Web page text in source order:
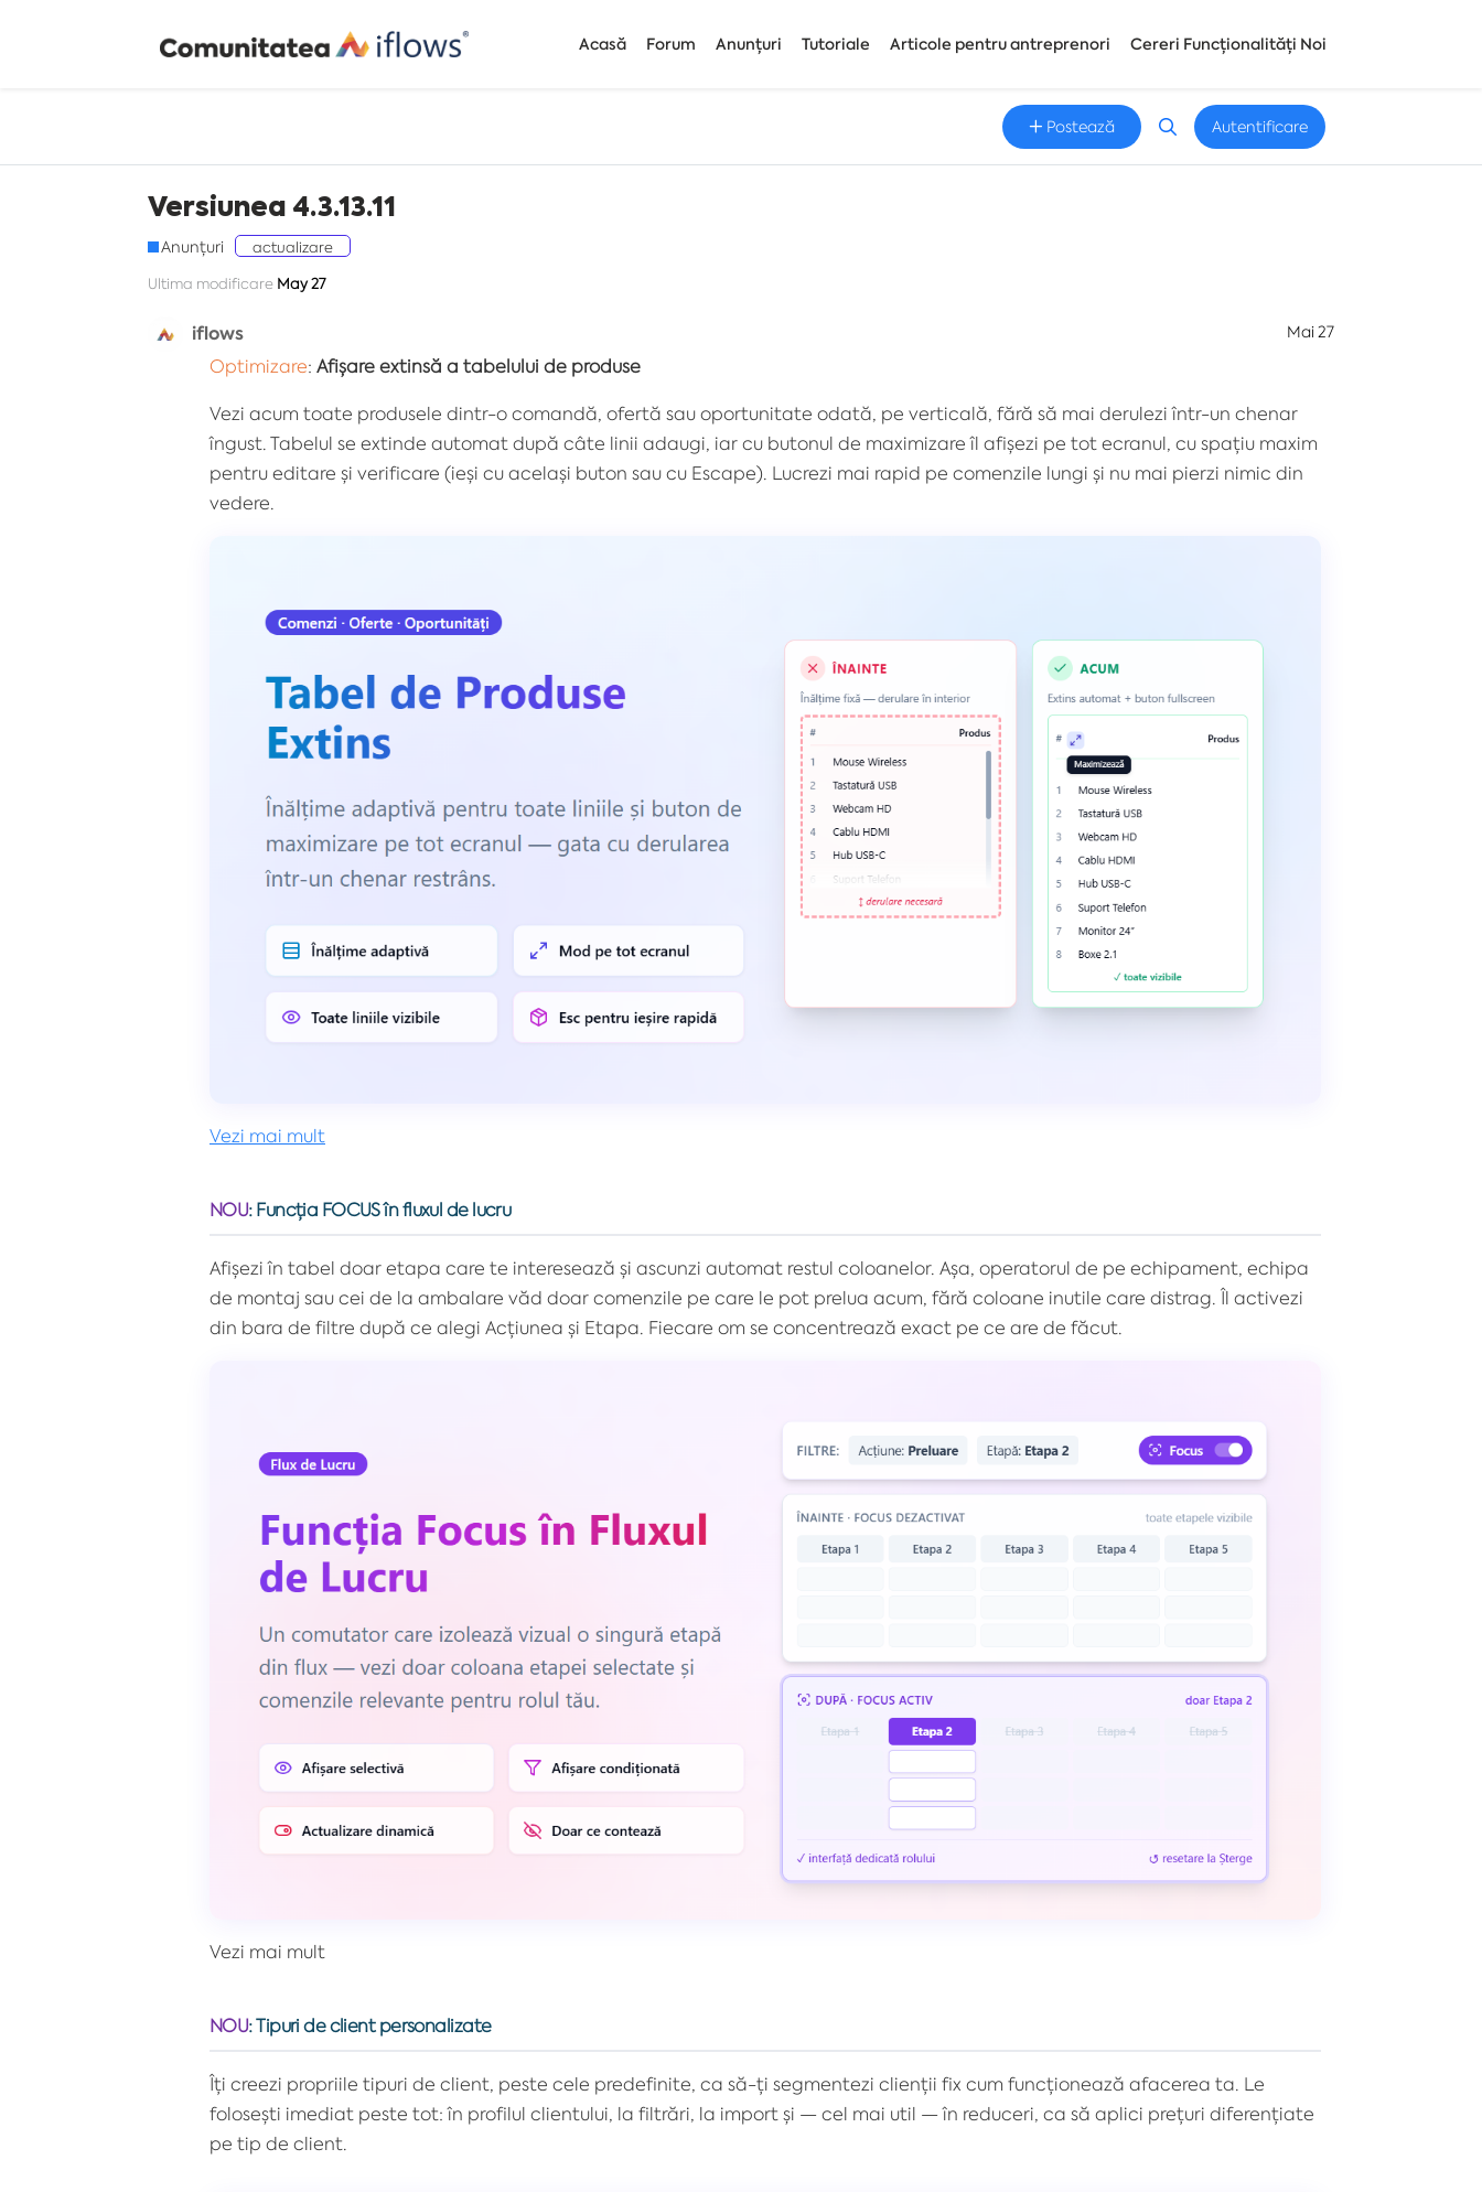
Acasă Forum Anunțuri Tutoriale Articole pentru antreprenori Cereri Funcționalități Noi
Postează Autentificare
Versiunea 4.3.13.11
Anunțuri
actualizare
Ultima modificare May 27
iflows Mai 27
Optimizare: Afișare extinsă a tabelului de produse
Vezi acum toate produsele dintr-o comandă, ofertă sau oportunitate odată, pe verticală, fără să mai derulezi într-un chenar
îngust. Tabelul se extinde automat după câte linii adaugi, iar cu butonul de maximizare îl afișezi pe tot ecranul, cu spațiu maxim
pentru editare și verificare (ieși cu același buton sau cu Escape). Lucrezi mai rapid pe comenzile lungi și nu mai pierzi nimic din
vedere.
Vezi mai mult
NOU: Funcția FOCUS în fluxul de lucru
Afișezi în tabel doar etapa care te interesează și ascunzi automat restul coloanelor. Așa, operatorul de pe echipament, echipa
de montaj sau cei de la ambalare văd doar comenzile pe care le pot prelua acum, fără coloane inutile care distrag. Îl activezi
din bara de filtre după ce alegi Acțiunea și Etapa. Fiecare om se concentrează exact pe ce are de făcut.
Vezi mai mult
NOU:Tipuri de client personalizate
Îți creezi propriile tipuri de client, peste cele predefinite, ca să-ți segmentezi clienții fix cum funcționează afacerea ta. Le
folosești imediat peste tot: în profilul clientului, la filtrări, la import și — cel mai util — în reduceri, ca să aplici prețuri diferențiate
pe tip de client.